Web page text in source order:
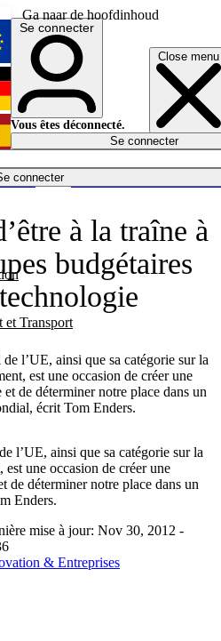
Ga naar de hoofdinhoud
Close menu
connecter
et Transport
English
Deutsch
Español
Se connecter
Vous êtes déconnecté.
Se connecter
à la traîne à
budgétaires
l’UE, ainsi que sa catégorie sur la
est une occasion de créer une
de déterminer notre place dans un
écrit Tom Enders.
l’UE, ainsi que sa catégorie sur la
une occasion de créer une
de déterminer notre place dans un
Enders.
mise à jour: Nov 30, 2012 -
& Entreprises